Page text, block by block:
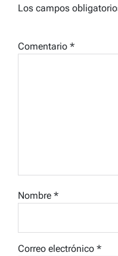
Los campos
Comentario *
Nombre *
Correo electrónico *